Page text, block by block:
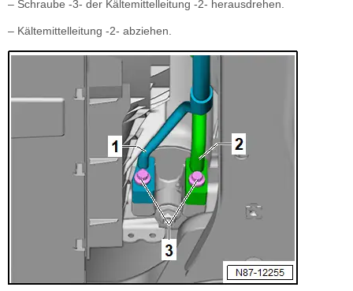
– Schraube -3- der Kältemittelleitung -2- herausdrehen.
– Kältemittelleitung -2- abziehen.